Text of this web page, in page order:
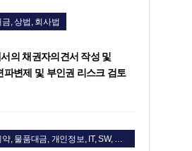
, 상법, 회사법
의 채권자의견서 작성 및
파변제 및 부인권 리스크 검토
기업자문, 용역계약, 물품대금, 개인정보, IT, SW, 지식재산권